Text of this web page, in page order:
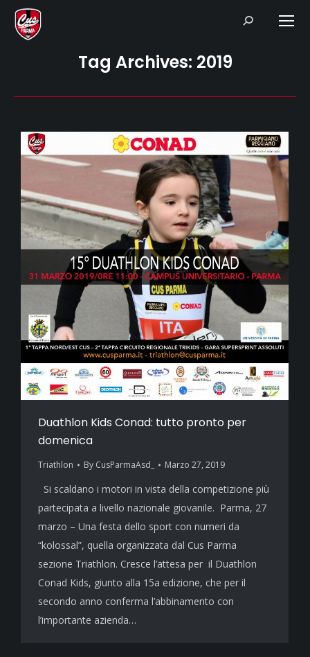
Search:
Tag Archives: 2019
Duathlon Kids Conad: tutto pronto per
domenica
Triathlon By CusParmaAsd_ Marzo 27, 2019
Si scaldano i motori in vista della competizione più
partecipata a livello nazionale giovanile. Parma, 27
marzo – Una festa dello sport con numeri da
“kolossal”, quella organizzata dal Cus Parma
sezione Triathlon. Cresce l’attesa per il Duathlon
Conad Kids, giunto alla 15a edizione, che per il
secondo anno conferma l’abbinamento con
l’importante azienda…